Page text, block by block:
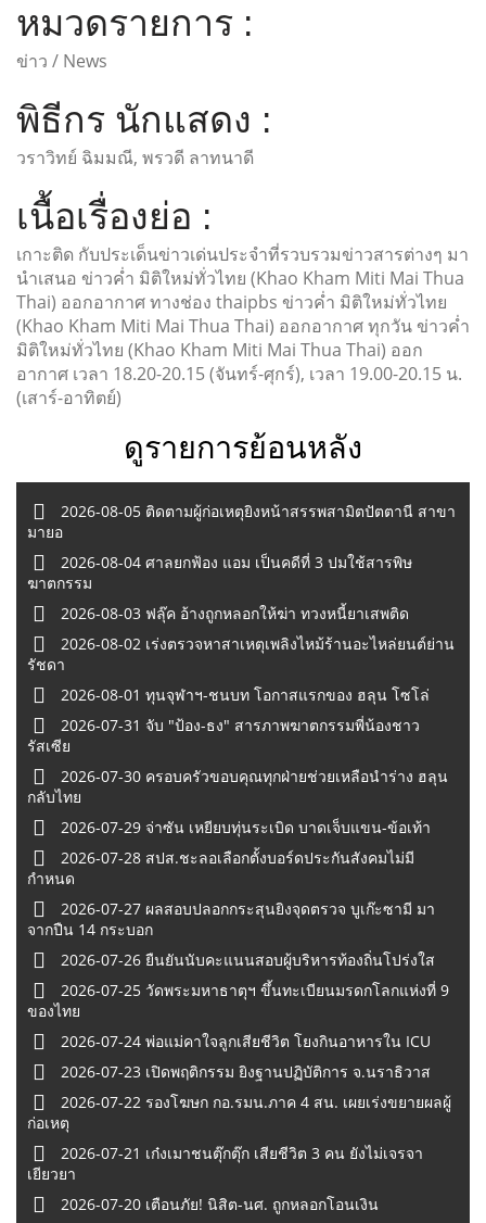
หมวดรายการ :
ข่าว / News
พิธีกร นักแสดง :
วราวิทย์ ฉิมมณี, พรวดี ลาทนาดี
เนื้อเรื่องย่อ :
เกาะติด กับประเด็นข่าวเด่นประจำที่รวบรวมข่าวสารต่างๆ มา
นำเสนอ ข่าวค่ำ มิติใหม่ทั่วไทย (Khao Kham Miti Mai Thua
Thai) ออกอากาศ ทางช่อง thaipbs ข่าวค่ำ มิติใหม่ทั่วไทย
(Khao Kham Miti Mai Thua Thai) ออกอากาศ ทุกวัน ข่าวค่ำ
มิติใหม่ทั่วไทย (Khao Kham Miti Mai Thua Thai) ออก
อากาศ เวลา 18.20-20.15 (จันทร์-ศุกร์), เวลา 19.00-20.15 น.
(เสาร์-อาทิตย์)
ดูรายการย้อนหลัง
2026-08-05 ติดตามผู้ก่อเหตุยิงหน้าสรรพสามิตปัตตานี สาขา
มายอ
2026-08-04 ศาลยกฟ้อง แอม เป็นคดีที่ 3 ปมใช้สารพิษ
ฆาตกรรม
2026-08-03 ฟลุ๊ค อ้างถูกหลอกให้ฆ่า ทวงหนี้ยาเสพติด
2026-08-02 เร่งตรวจหาสาเหตุเพลิงไหม้ร้านอะไหล่ยนต์ย่าน
รัชดา
2026-08-01 ทุนจุฬาฯ-ชนบท โอกาสแรกของ ฮลุน โซโล่
2026-07-31 จับ "ป้อง-ธง" สารภาพฆาตกรรมพี่น้องชาว
รัสเซีย
2026-07-30 ครอบครัวขอบคุณทุกฝ่ายช่วยเหลือนำร่าง ฮลุน
กลับไทย
2026-07-29 จ่าซัน เหยียบทุ่นระเบิด บาดเจ็บแขน-ข้อเท้า
2026-07-28 สปส.ชะลอเลือกตั้งบอร์ดประกันสังคมไม่มี
กำหนด
2026-07-27 ผลสอบปลอกกระสุนยิงจุดตรวจ บูเก๊ะซามี มา
จากปืน 14 กระบอก
2026-07-26 ยืนยันนับคะแนนสอบผู้บริหารท้องถิ่นโปร่งใส
2026-07-25 วัดพระมหาธาตุฯ ขึ้นทะเบียนมรดกโลกแห่งที่ 9
ของไทย
2026-07-24 พ่อแม่คาใจลูกเสียชีวิต โยงกินอาหารใน ICU
2026-07-23 เปิดพฤติกรรม ยิงฐานปฏิบัติการ จ.นราธิวาส
2026-07-22 รองโฆษก กอ.รมน.ภาค 4 สน. เผยเร่งขยายผลผู้
ก่อเหตุ
2026-07-21 เก๋งเมาชนตุ๊กตุ๊ก เสียชีวิต 3 คน ยังไม่เจรจา
เยียวยา
2026-07-20 เตือนภัย! นิสิต-นศ. ถูกหลอกโอนเงิน